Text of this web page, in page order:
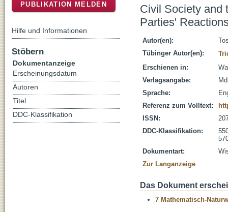
Civil Society and
Parties'
Autor(en):
Tübinger Autor(en):
Erschienen in:
Verlagsangabe:
Sprache:
Referenz zum Volltext:
ISSN:
DDC-Klassifikation:
Dokumentart:
Zur Langanzeige
Das Dokument
7 Mathematisch-
PUBLIKATION MELDEN
Hilfe und Informationen
Stöbern
Dokumentanzeige
Erscheinungsdatum
Autoren
Titel
DDC-Klassifikation